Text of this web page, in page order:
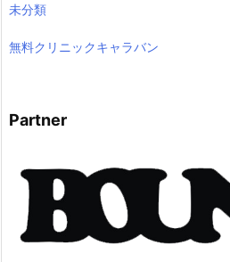
未分類
無料クリニックキャラバン
Partner